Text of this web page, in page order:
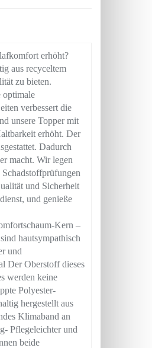
erhöht?
aus recyceltem
zu bieten.
optimale
verbessert die
unsere Topper mit
erhöht. Der
Dadurch
macht. Wir legen
und Sicherheit
und genieße
Kern –
hautsympathisch
und
Der Oberstoff dieses
werden keine
Polyester-
hergestellt aus
Klimaband an
Pflegeleichter und
beide